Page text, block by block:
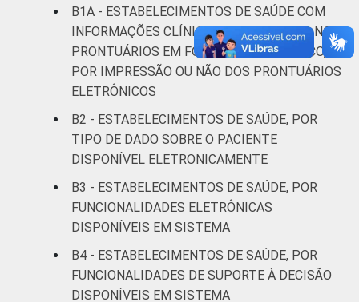
Interior 15 52
Fonte: CGI/NIC.br, Centro Regional de
Estudos para o Desenvolvimento da
Sociedade da Informação (Cetic.br),
Pesquisa sobre o uso das tecnologias de
estabelecimentos de saúde brasileiros – TIC
Saúde 2018.
B1A - ESTABELECIMENTOS DE SAÚDE COM
INFORMAÇÕES CLÍNICAS E CADASTRAIS NOS
PRONTUÁRIOS EM FORMATO ELETRÔNICO,
POR IMPRESSÃO OU NÃO DOS PRONTUÁRIOS
ELETRÔNICOS
B2 - ESTABELECIMENTOS DE SAÚDE, POR
TIPO DE DADO SOBRE O PACIENTE
DISPONÍVEL ELETRONICAMENTE
B3 - ESTABELECIMENTOS DE SAÚDE, POR
FUNCIONALIDADES ELETRÔNICAS
DISPONÍVEIS EM SISTEMA
B4 - ESTABELECIMENTOS DE SAÚDE, POR
FUNCIONALIDADES DE SUPORTE À DECISÃO
DISPONÍVEIS EM SISTEMA